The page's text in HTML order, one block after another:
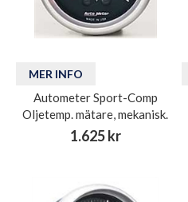
MER INFO
Autometer Sport-Comp
Oljetemp. mätare, mekanisk.
1.625 kr